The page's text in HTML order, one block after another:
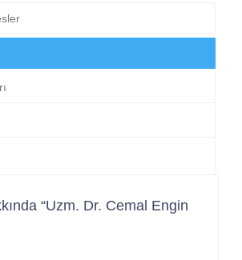
“Uzm. Dr. Cemal Engin